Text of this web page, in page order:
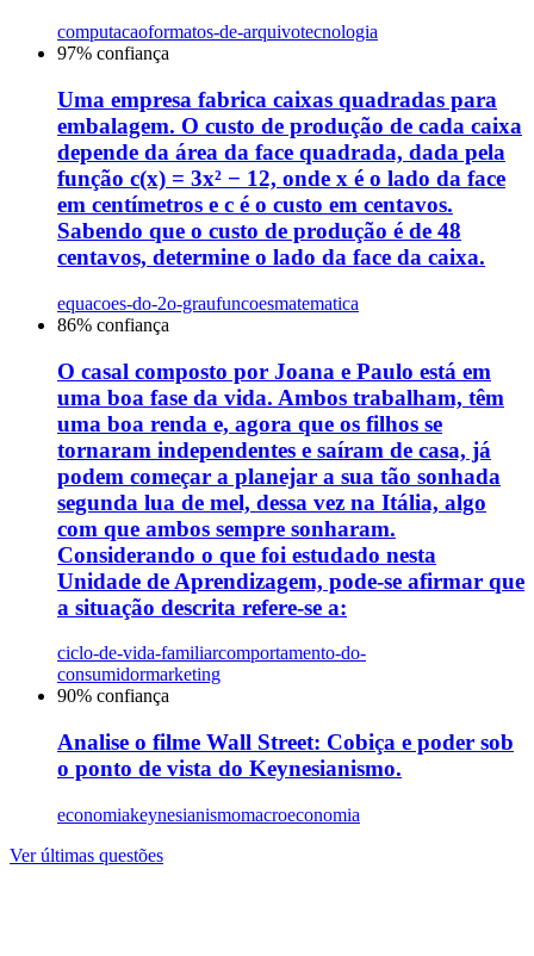
computacaoformatos-de-arquivotecnologia
97% confiança
Uma empresa fabrica caixas quadradas para
embalagem. O custo de produção de cada caixa
depende da área da face quadrada, dada pela
função c(x) = 3x² − 12, onde x é o lado da face
em centímetros e c é o custo em centavos.
Sabendo que o custo de produção é de 48
centavos, determine o lado da face da caixa.
equacoes-do-2o-graufuncoesmatematica
86% confiança
O casal composto por Joana e Paulo está em
uma boa fase da vida. Ambos trabalham, têm
uma boa renda e, agora que os filhos se
tornaram independentes e saíram de casa, já
podem começar a planejar a sua tão sonhada
segunda lua de mel, dessa vez na Itália, algo
com que ambos sempre sonharam.
Considerando o que foi estudado nesta
Unidade de Aprendizagem, pode-se afirmar que
a situação descrita refere-se a:
ciclo-de-vida-familiarcomportamento-do-
consumidormarketing
90% confiança
Analise o filme Wall Street: Cobiça e poder sob
o ponto de vista do Keynesianismo.
economiakeynesianismomacroeconomia
Ver últimas questões